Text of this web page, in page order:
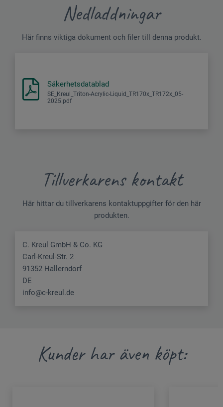
Nedladdningar
Här finns viktiga dokument och filer till denna produkt.
Säkerhetsdatablad
SE_Kreul_Triton-Acrylic-Liquid_TR170x_TR172x_05-
2025.pdf
Tillverkarens kontakt
Här hittar du tillverkarens kontaktuppgifter för den här
produkten.
C. Kreul GmbH & Co. KG
Carl-Kreul-Str. 2
91352 Hallerndorf
DE
info@c-kreul.de
Kunder har även köpt: